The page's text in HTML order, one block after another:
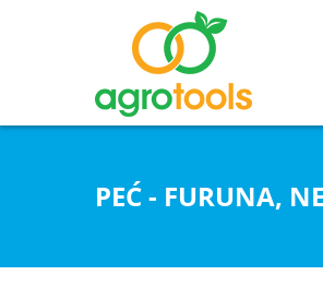
PEĆ - FURUNA,